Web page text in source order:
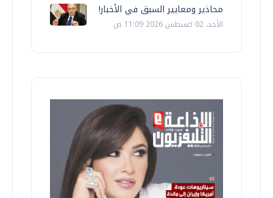
محاذير ومعايير السبق في الأخبار!
الأحد، 02 اغسطس 2026 11:09 ص